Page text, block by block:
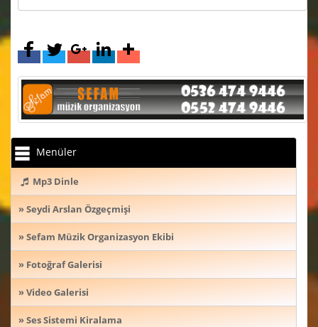
Menüler
Mp3 Dinle
» Seydi Arslan Özgeçmişi
» Sefam Müzik Organizasyon Ekibi
» Fotoğraf Galerisi
» Video Galerisi
» Ses Sistemi Kiralama